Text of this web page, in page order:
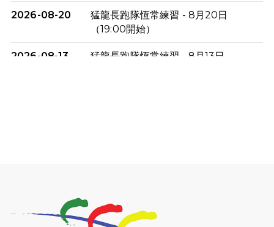
2026-08-20
猛龍長跑隊恆常練習 - 8月20日
（19:00開始）
2026-08-13
猛龍長跑隊恆常練習 - 8月13日
2026-07-23
猛龍長跑隊恆常練習 - 7月23日
（19:00開始）